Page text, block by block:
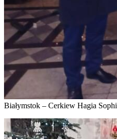
Białymstok – Cerkiew Hagia